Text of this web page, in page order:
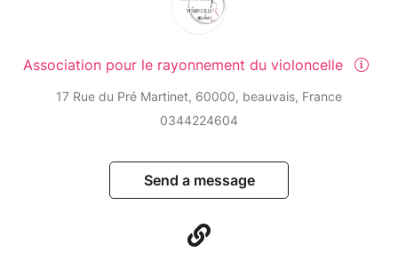
Association pour le rayonnement du violoncelle
17 Rue du Pré Martinet, 60000, beauvais, France
0344224604
Send a message